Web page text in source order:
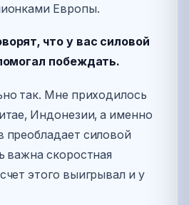
Европы.
что у вас силовой
побеждать.
так. Мне приходилось
Индонезии, а именно
преобладает силовой
важна скоростная
этого выигрывал и у